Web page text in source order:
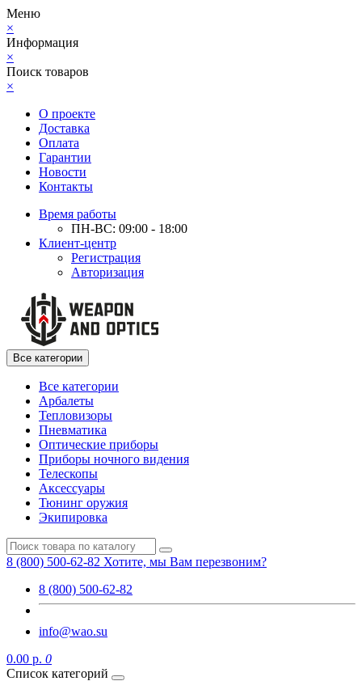
Меню
×
Информация
×
Поиск товаров
×
О проекте
Доставка
Оплата
Гарантии
Новости
Контакты
Время работы
ПН-ВС: 09:00 - 18:00
Клиент-центр
Регистрация
Авторизация
Все категории
Все категории
Арбалеты
Тепловизоры
Пневматика
Оптические приборы
Приборы ночного видения
Телескопы
Аксессуары
Тюнинг оружия
Экипировка
8 (800) 500-62-82 Хотите, мы Вам перезвоним?
8 (800) 500-62-82
info@wao.su
0.00 р. 0
Список категорий